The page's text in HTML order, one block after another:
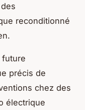
reconditionné
future
précis de
chez des
électrique